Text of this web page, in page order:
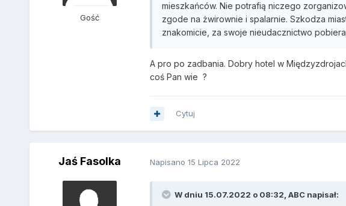
Gość
mieszkańców. Nie potrafią niczego
zgode na żwirownie i spalarnie. Szkodza
znakomicie, za swoje nieudacznictwo
A pro po zadbania. Dobry hotel w
coś Pan wie ?
Cytuj
Jaś Fasolka Napisano 15 Lipca 2022
W dniu 15.07.2022 o 08:32, ABC napisał: